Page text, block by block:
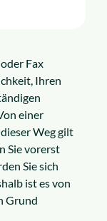
Fax
Ihren
einer
Weg gilt
Sie vorerst
Sie sich
ist es von
Grund